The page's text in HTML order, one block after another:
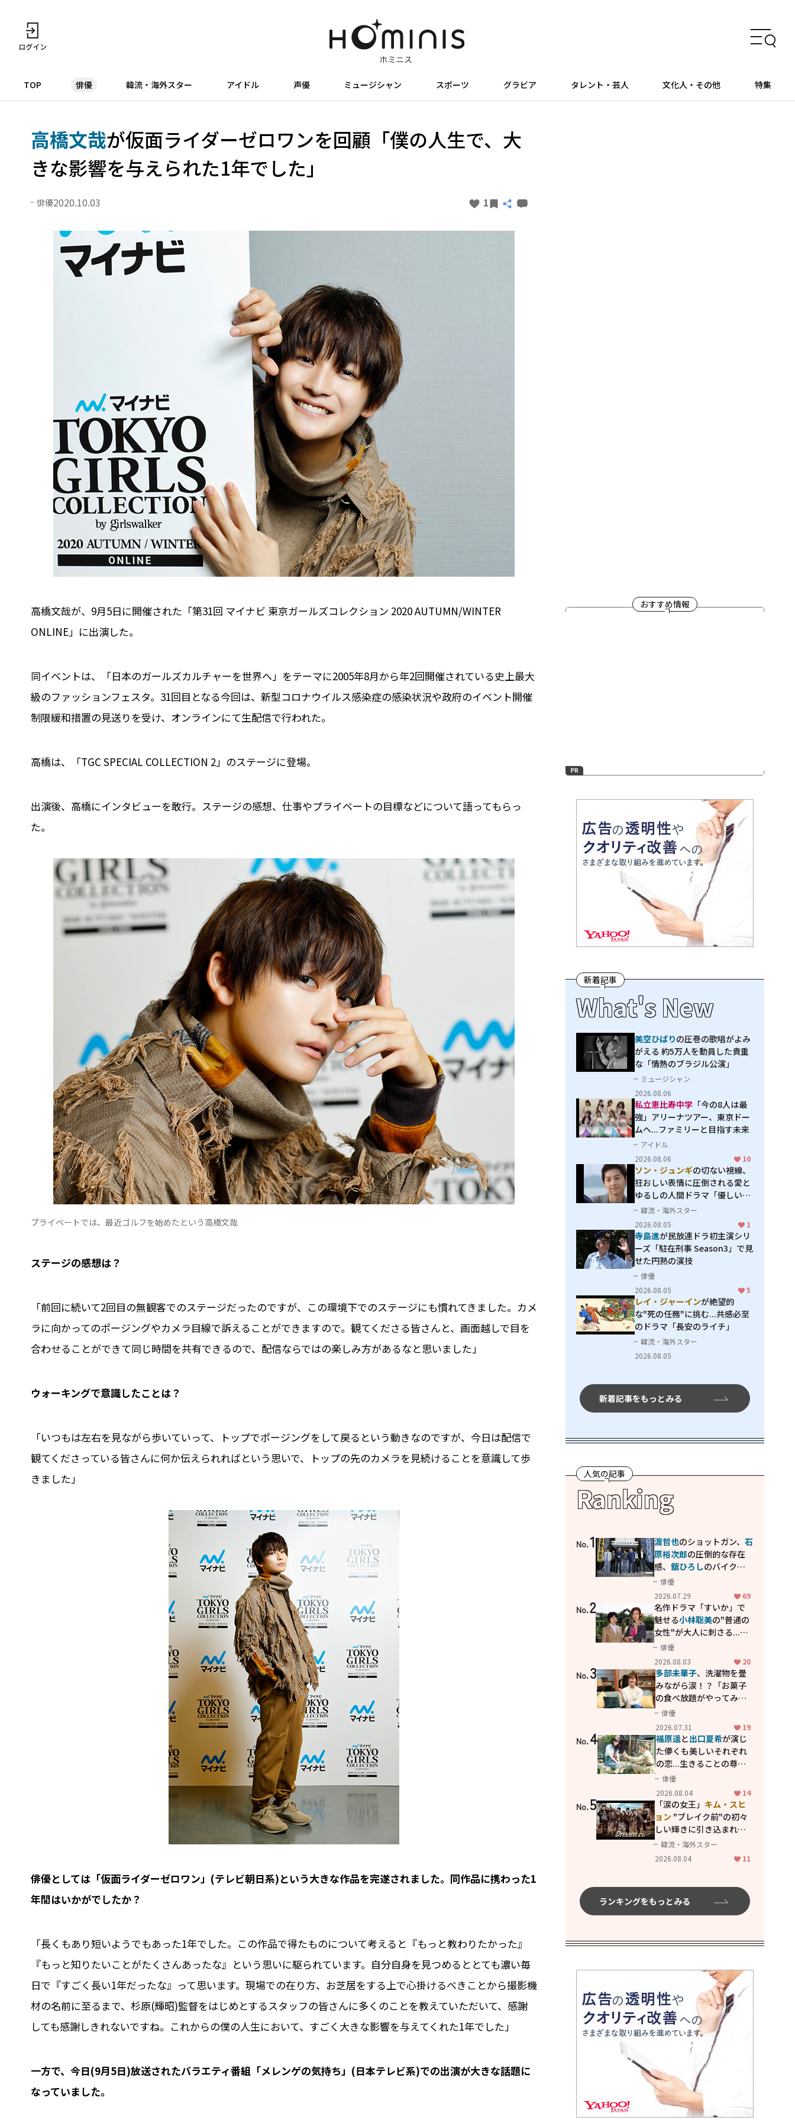
TOP 俳優 韓流・海外スター アイドル 声優 ミュージシャン スポーツ グラビア タレント・芸人 文化人・その他 特集
高橋文哉が仮面ライダーゼロワンを回顧「僕の人生で、大
きな影響を与えられた1年でした」
俳優2020.10.03 1
高橋文哉が、9月5日に開催された「第31回 マイナビ 東京ガールズコレクション 2020 AUTUMN/WINTER
ONLINE」に出演した。
同イベントは、「日本のガールズカルチャーを世界へ」をテーマに2005年8月から年2回開催されている史上最大
級のファッションフェスタ。31回目となる今回は、新型コロナウイルス感染症の感染状況や政府のイベント開催
制限緩和措置の見送りを受け、オンラインにて生配信で行われた。
高橋は、「TGC SPECIAL COLLECTION 2」のステージに登場。
出演後、高橋にインタビューを敢行。ステージの感想、仕事やプライベートの目標などについて語ってもらっ
た。
プライベートでは、最近ゴルフを始めたという高橋文哉
――ステージの感想は？
「前回に続いて2回目の無観客でのステージだったのですが、この環境下でのステージにも慣れてきました。カメ
ラに向かってのポージングやカメラ目線で訴えることができますので。観てくださる皆さんと、画面越しで目を
合わせることができて同じ時間を共有できるので、配信ならではの楽しみ方があるなと思いました」
――ウォーキングで意識したことは？
「いつもは左右を見ながら歩いていって、トップでポージングをして戻るという動きなのですが、今日は配信で
観てくださっている皆さんに何か伝えられればという思いで、トップの先のカメラを見続けることを意識して歩
きました」
――俳優としては「仮面ライダーゼロワン」(テレビ朝日系)という大きな作品を完遂されました。同作品に携わった1
年間はいかがでしたか？
「長くもあり短いようでもあった1年でした。この作品で得たものについて考えると『もっと教わりたかった』
『もっと知りたいことがたくさんあったな』という思いに駆られています。自分自身を見つめるととても濃い毎
日で『すごく長い1年だったな』って思います。現場での在り方、お芝居をする上で心掛けるべきことから撮影機
材の名前に至るまで、杉原(輝昭)監督をはじめとするスタッフの皆さんに多くのことを教えていただいて、感謝
しても感謝しきれないですね。これからの僕の人生において、すごく大きな影響を与えてくれた1年でした」
――一方で、今日(9月5日)放送されたバラエティ番組「メレンゲの気持ち」(日本テレビ系)での出演が大きな話題に
なっていました。
おすすめ情報
新着記事
What's New
美空ひばりの圧巻の歌唱がよみ
がえる 約5万人を動員した貴重
な「情熱のブラジル公演」
ミュージシャン
2026.08.06
私立恵比寿中学 「今の8人は最
強」アリーナツアー、東京ドー
ムへ...ファミリーと目指す未来
アイドル
2026.08.06
10
ソン・ジュンギの切ない視線、
狂おしい表情に圧倒される――愛と
ゆるしの人間ドラマ「優しい
男」
韓流・海外スター
2026.08.05
1
寺島進が民放連ドラ初主演シリ
ーズ「駐在刑事 Season3」で見
せた円熟の演技
俳優
2026.08.05
5
レイ・ジャーインが絶望的
な"死の任務"に挑む...共感必至
のドラマ「長安のライチ」
韓流・海外スター
2026.08.05
新着記事をもっとみる
人気の記事
Ranking
No.1 渡哲也のショットガン、石
原裕次郎の圧倒的な存在
感、舘ひろしのバイクア
クション！"大門軍団"の
カッコよさが詰まった
「西部警察 PART-II」
俳優
2026.07.29
69
No.2
名作ドラマ「すいか」で
魅せる小林聡美の"普通の
女性"が大人に刺さる...映
画「かもめ食堂」にも通
じる静かな芝居
俳優
2026.08.03
20
No.3 多部未華子、洗濯物を畳
みながら涙！？「お菓子
の食べ放題がやってみた
い」ハンディファン4台の
暑さ対策も明かす
俳優
2026.07.31
19
No.4 福原遥と出口夏希が演じ
た儚くも美しいそれぞれ
の恋...生きることの尊さ
を教えてくれた映画「あ
の花が咲く丘で、君とま
た出会えたら。」
俳優
2026.08.04
14
No.5 「涙の女王」 キム・スヒ
ョン "ブレイク前"の初々
しい輝きに引き込まれ
る...2PM テギョン
共演の青春名作「ドリー
韓流・海外スター
2026.08.04
11
ランキングをもっとみる